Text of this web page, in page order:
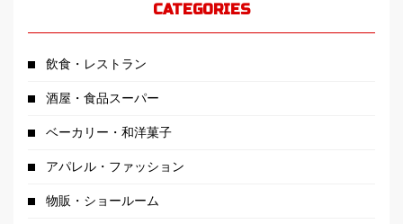
CATEGORIES
飲食・レストラン
酒屋・食品スーパー
ベーカリー・和洋菓子
アパレル・ファッション
物販・ショールーム